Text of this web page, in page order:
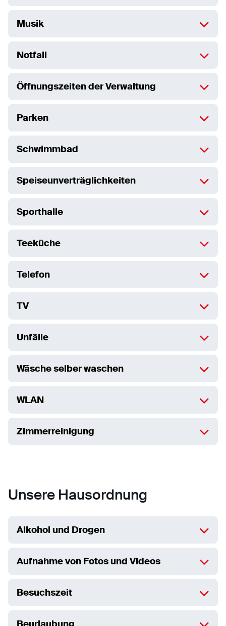
Musik
Notfall
Öffnungszeiten der Verwaltung
Parken
Schwimmbad
Speiseunverträglichkeiten
Sporthalle
Teeküche
Telefon
TV
Unfälle
Wäsche selber waschen
WLAN
Zimmerreinigung
Unsere Hausordnung
Alkohol und Drogen
Aufnahme von Fotos und Videos
Besuchszeit